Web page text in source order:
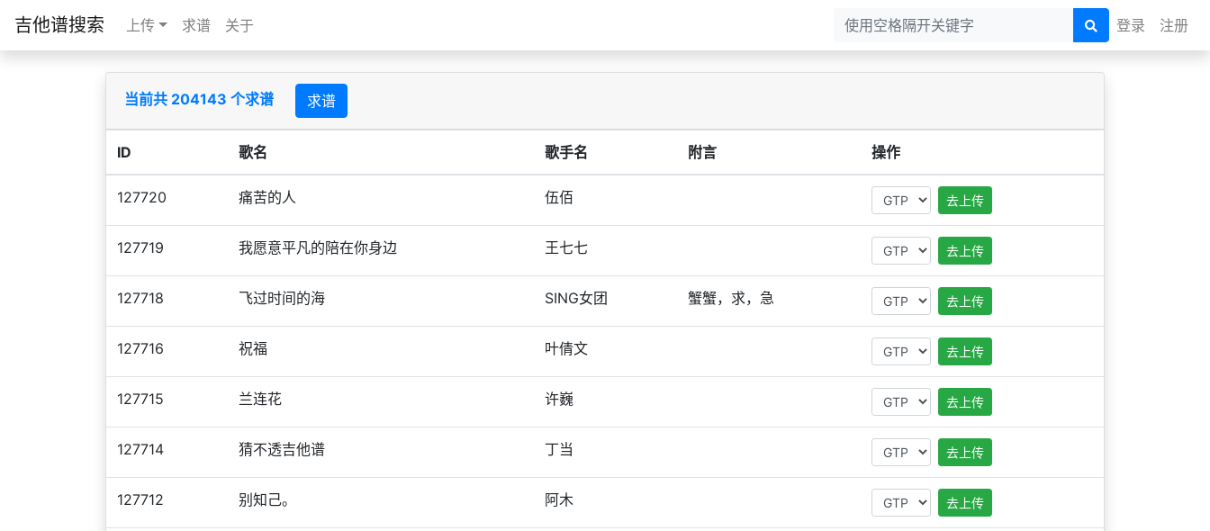
吉他谱搜索 上传 求谱 关于 登录 注册
当前共 204143 个求谱 求谱
ID 歌名 歌手名 附言 操作
127720 痛苦的人 伍佰 去上传
127719 我愿意平凡的陪在你身边 王七七 去上传
127718 飞过时间的海 SING女团 蟹蟹，求，急 去上传
127716 祝福 叶倩文 去上传
127715 兰连花 许巍 去上传
127714 猜不透吉他谱 丁当 去上传
127712 别知己。 阿木 去上传